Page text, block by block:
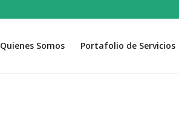
Quienes Somos Portafolio de Servicios